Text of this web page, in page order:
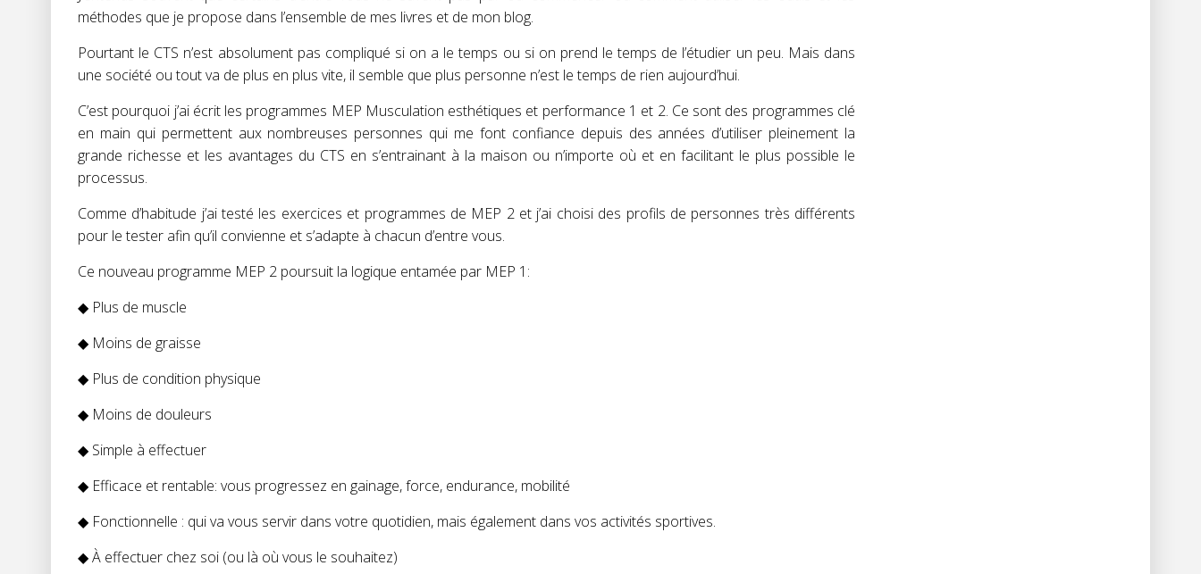
méthodes que je propose dans l’ensemble de mes livres et de mon blog.
Pourtant le CTS n’est absolument pas compliqué si on a le temps ou si on prend le temps de l’étudier un peu. Mais dans
une société ou tout va de plus en plus vite, il semble que plus personne n’est le temps de rien aujourd’hui.
C’est pourquoi j’ai écrit les programmes MEP Musculation esthétiques et performance 1 et 2. Ce sont des programmes clé
en main qui permettent aux nombreuses personnes qui me font confiance depuis des années d’utiliser pleinement la
grande richesse et les avantages du CTS en s’entrainant à la maison ou n’importe où et en facilitant le plus possible le
processus.
Comme d’habitude j’ai testé les exercices et programmes de MEP 2 et j’ai choisi des profils de personnes très différents
pour le tester afin qu’il convienne et s’adapte à chacun d’entre vous.
Ce nouveau programme MEP 2 poursuit la logique entamée par MEP 1:
◆ Plus de muscle
◆ Moins de graisse
◆ Plus de condition physique
◆ Moins de douleurs
◆ Simple à effectuer
◆ Efficace et rentable: vous progressez en gainage, force, endurance, mobilité
◆ Fonctionnelle : qui va vous servir dans votre quotidien, mais également dans vos activités sportives.
◆ À effectuer chez soi (ou là où vous le souhaitez)